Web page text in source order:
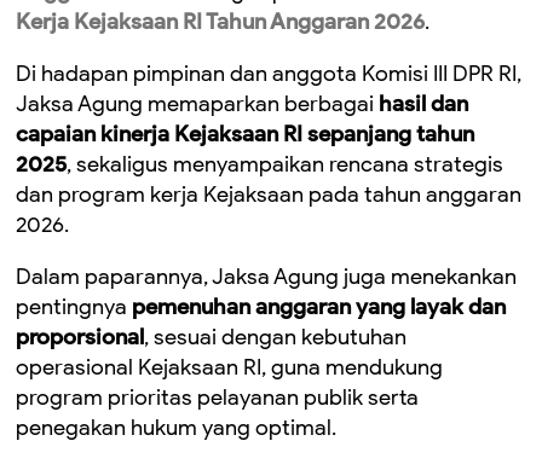
Kerja Kejaksaan RI Tahun Anggaran 2026.
Di hadapan pimpinan dan anggota Komisi III DPR RI,
Jaksa Agung memaparkan berbagai hasil dan
capaian kinerja Kejaksaan RI sepanjang tahun
2025, sekaligus menyampaikan rencana strategis
dan program kerja Kejaksaan pada tahun anggaran
2026.
Dalam paparannya, Jaksa Agung juga menekankan
pentingnya pemenuhan anggaran yang layak dan
proporsional, sesuai dengan kebutuhan
operasional Kejaksaan RI, guna mendukung
program prioritas pelayanan publik serta
penegakan hukum yang optimal.